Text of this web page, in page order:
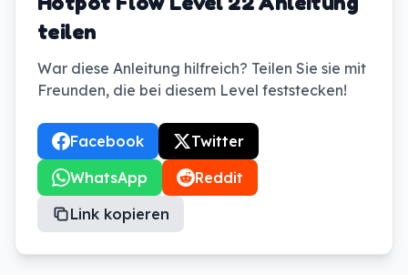
teilen
War diese Anleitung hilfreich? Teilen Sie sie mit
Freunden, die bei diesem Level feststecken!
Facebook
Twitter
WhatsApp
Reddit
Link kopieren